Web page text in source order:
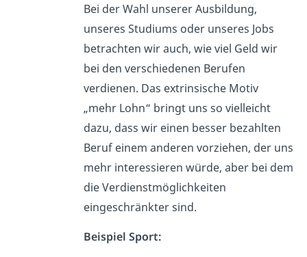
Bei der Wahl unserer Ausbildung,
unseres Studiums oder unseres Jobs
betrachten wir auch, wie viel Geld wir
bei den verschiedenen Berufen
verdienen. Das extrinsische Motiv
„mehr Lohn“ bringt uns so vielleicht
dazu, dass wir einen besser bezahlten
Beruf einem anderen vorziehen, der uns
mehr interessieren würde, aber bei dem
die Verdienstmöglichkeiten
eingeschränkter sind.
Beispiel Sport: